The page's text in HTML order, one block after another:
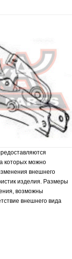
которых можно
внешнего
изделия. Размеры
возможны
внешнего вида